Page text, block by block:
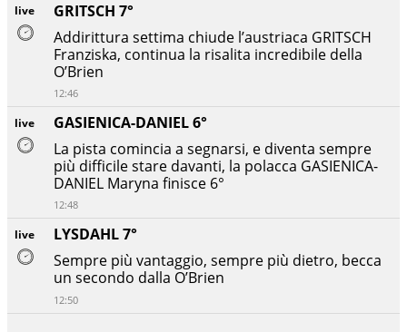
live
LYSDAHL 7°
Sempre più vantaggio, sempre più dietro, becca
un secondo dalla O’Brien
12:50
live
GASIENICA-DANIEL 6°
La pista comincia a segnarsi, e diventa sempre
più difficile stare davanti, la polacca GASIENICA-
DANIEL Maryna finisce 6°
12:48
live
GRITSCH 7°
Addirittura settima chiude l’austriaca GRITSCH
Franziska, continua la risalita incredibile della
O’Brien
12:46